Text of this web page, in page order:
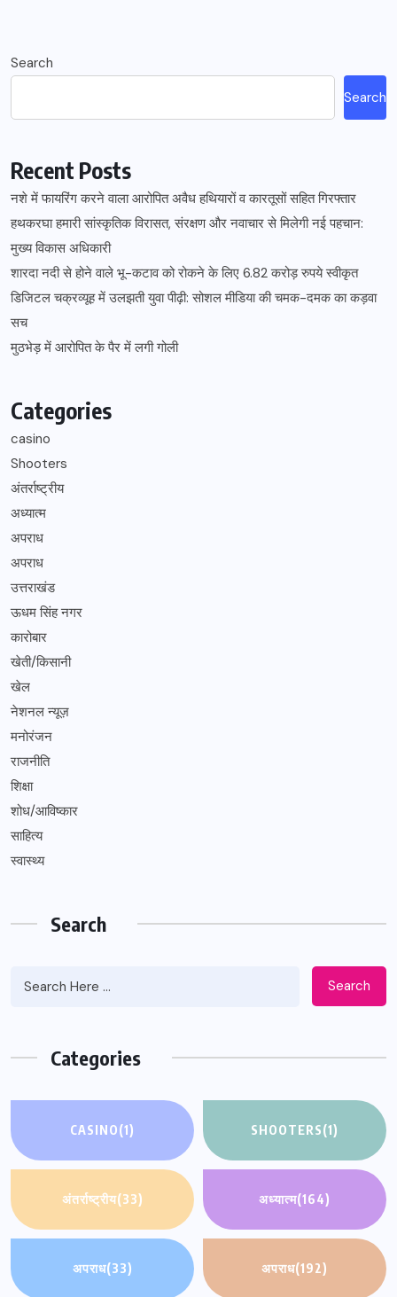
Search
Search
Recent Posts
नशे में फायरिंग करने वाला आरोपित अवैध हथियारों व कारतूसों सहित गिरफ्तार
हथकरघा हमारी सांस्कृतिक विरासत, संरक्षण और नवाचार से मिलेगी नई पहचान:
मुख्य विकास अधिकारी
शारदा नदी से होने वाले भू-कटाव को रोकने के लिए 6.82 करोड़ रुपये स्वीकृत
डिजिटल चक्रव्यूह में उलझती युवा पीढ़ी: सोशल मीडिया की चमक-दमक का कड़वा
सच
मुठभेड़ में आरोपित के पैर में लगी गोली
Categories
casino
Shooters
अंतर्राष्ट्रीय
अध्यात्म
अपराध
अपराध
उत्तराखंड
ऊधम सिंह नगर
कारोबार
खेती/किसानी
खेल
नेशनल न्यूज़
मनोरंजन
राजनीति
शिक्षा
शोध/आविष्कार
साहित्य
स्वास्थ्य
Search
Search
Categories
CASINO(1) SHOOTERS(1)
अंतर्राष्ट्रीय(33) अध्यात्म(164)
अपराध(33) अपराध(192)